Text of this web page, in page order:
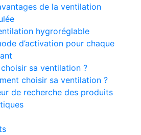
de la ventilation
hygroréglable
d’activation pour chaque
sa ventilation ?
choisir sa ventilation ?
de recherche des produits